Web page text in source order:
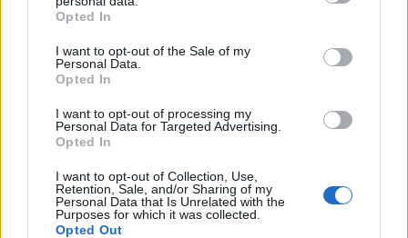
grant or deny consent to Google and its third-party tags to
use your data for below specified purposes in below Google
consent section.
Opted In
I want to opt-out of the Sale of my
Personal Data.
Opted In
I want to opt-out of processing my
Personal Data for Targeted Advertising.
Opted In
I want to opt-out of Collection, Use,
Retention, Sale, and/or Sharing of my
Personal Data that Is Unrelated with the
Purposes for which it was collected.
Opted Out
άλλες εφαρμογές κινητικότητας.